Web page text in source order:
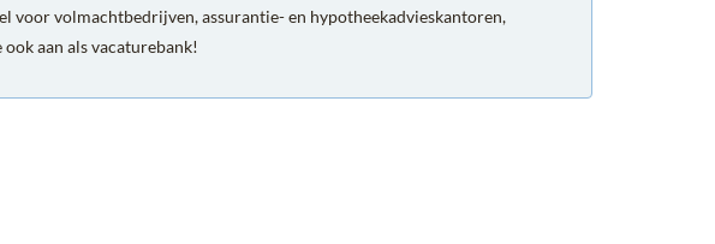
voor volmachtbedrijven, assurantie- en hypotheekadvieskantoren,
aan als vacaturebank!